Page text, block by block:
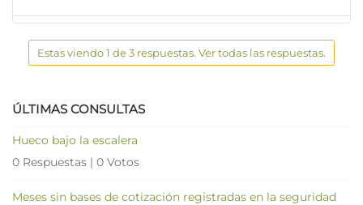
Estas viendo 1 de 3 respuestas. Ver todas las respuestas.
ÚLTIMAS CONSULTAS
Hueco bajo la escalera
0 Respuestas | 0 Votos
Meses sin bases de cotización registradas en la seguridad